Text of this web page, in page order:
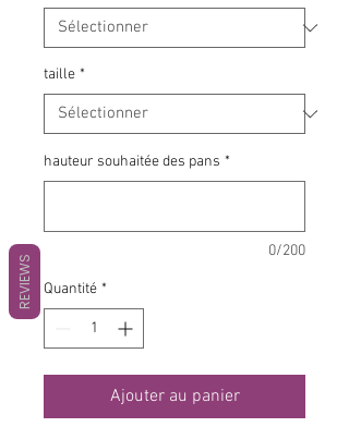
taille *
hauteur souhaitée des pans *
0/200
Quantité *
Ajouter au panier
REVIEWS